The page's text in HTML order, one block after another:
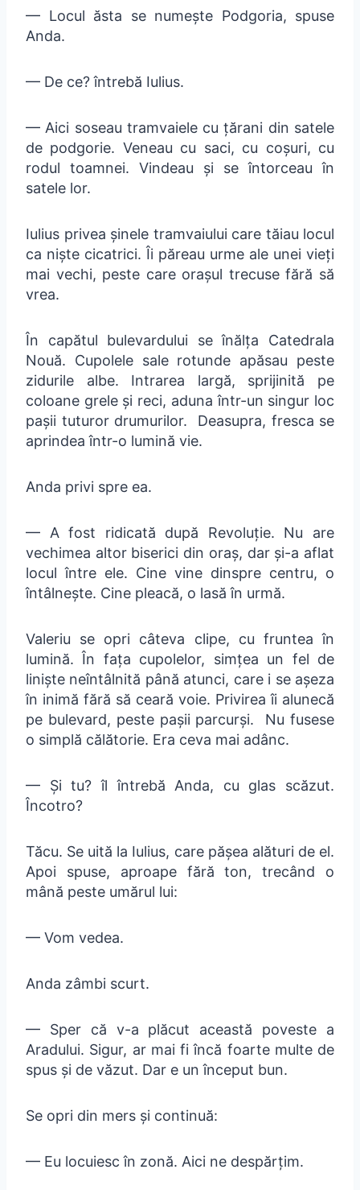
— Locul ăsta se numește Podgoria, spuse
Anda.
— De ce? întrebă Iulius.
— Aici soseau tramvaiele cu țărani din satele
de podgorie. Veneau cu saci, cu coșuri, cu
rodul toamnei. Vindeau și se întorceau în
satele lor.
Iulius privea șinele tramvaiului care tăiau locul
ca niște cicatrici. Îi păreau urme ale unei vieți
mai vechi, peste care orașul trecuse fără să
vrea.
În capătul bulevardului se înălța Catedrala
Nouă. Cupolele sale rotunde apăsau peste
zidurile albe. Intrarea largă, sprijinită pe
coloane grele și reci, aduna într-un singur loc
pașii tuturor drumurilor. Deasupra, fresca se
aprindea într-o lumină vie.
Anda privi spre ea.
— A fost ridicată după Revoluție. Nu are
vechimea altor biserici din oraș, dar și-a aflat
locul între ele. Cine vine dinspre centru, o
întâlnește. Cine pleacă, o lasă în urmă.
Valeriu se opri câteva clipe, cu fruntea în
lumină. În fața cupolelor, simțea un fel de
liniște neîntâlnită până atunci, care i se așeza
în inimă fără să ceară voie. Privirea îi alunecă
pe bulevard, peste pașii parcurși. Nu fusese
o simplă călătorie. Era ceva mai adânc.
— Și tu? îl întrebă Anda, cu glas scăzut.
Încotro?
Tăcu. Se uită la Iulius, care pășea alături de el.
Apoi spuse, aproape fără ton, trecând o
mână peste umărul lui:
— Vom vedea.
Anda zâmbi scurt.
— Sper că v-a plăcut această poveste a
Aradului. Sigur, ar mai fi încă foarte multe de
spus și de văzut. Dar e un început bun.
Se opri din mers și continuă:
— Eu locuiesc în zonă. Aici ne despărțim.